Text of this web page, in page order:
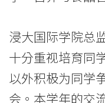
文
化
交
浸大国际学院总
十分重视培育同
以外积极为同学
会。本学年的交